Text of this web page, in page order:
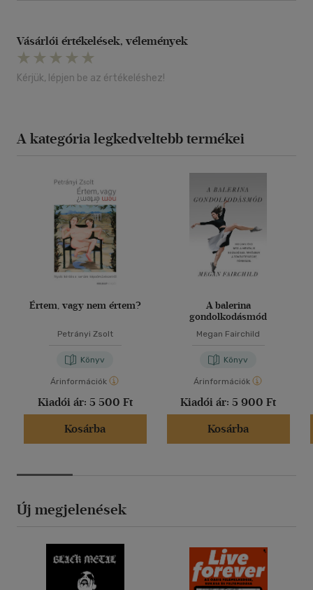
Vásárlói értékelések, vélemények
Kérjük, lépjen be az értékeléshez!
A kategória legkedveltebb termékei
Értem, vagy nem értem?
Petrányi Zsolt
Könyv
Árinformációk
Kiadói ár: 5 500 Ft
Kosárba
A balerina
gondolkodásmód
Megan Fairchild
Könyv
Árinformációk
Kiadói ár: 5 900 Ft
Kosárba
Új megjelenések